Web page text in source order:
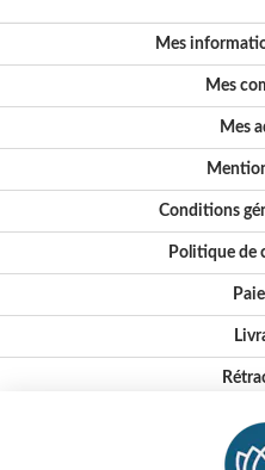
Mes
Mes
Mes
Conditions
Politique de
Notre
Nos valeurs